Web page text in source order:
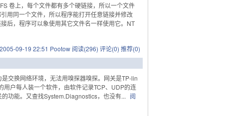
卷上，每个文件都有多个硬链接，所以一个文件
用同一个文件，所以程序能打开任意链接并修改
后，程序可以象使用其它文件名一样使用它。NT
09-19 22:51 Pootow 阅读(296) 评论(0) 推荐(0)
交换网络环境，无法用嗅探器嗅探。网关是TP-lin
户每人装一个软件，由软件记录TCP、UDP的连
功能。又查找System.Diagnostics，也没有... 阅